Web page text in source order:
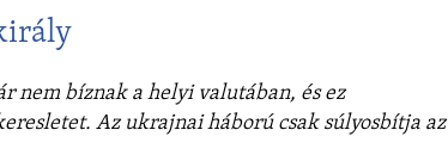
nem bíznak a helyi valutában, és ez
Az ukrajnai háború csak súlyosbítja az